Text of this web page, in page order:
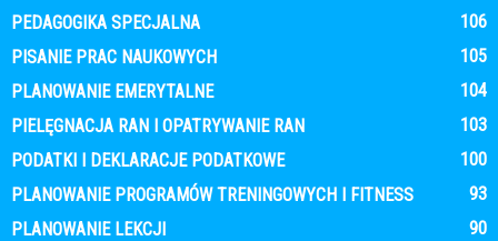
PEDAGOGIKA SPECJALNA
106
PISANIE PRAC NAUKOWYCH
105
PLANOWANIE EMERYTALNE
104
PIELĘGNACJA RAN I OPATRYWANIE RAN
103
PODATKI I DEKLARACJE PODATKOWE
100
PLANOWANIE PROGRAMÓW TRENINGOWYCH I FITNESS
93
PLANOWANIE LEKCJI
90